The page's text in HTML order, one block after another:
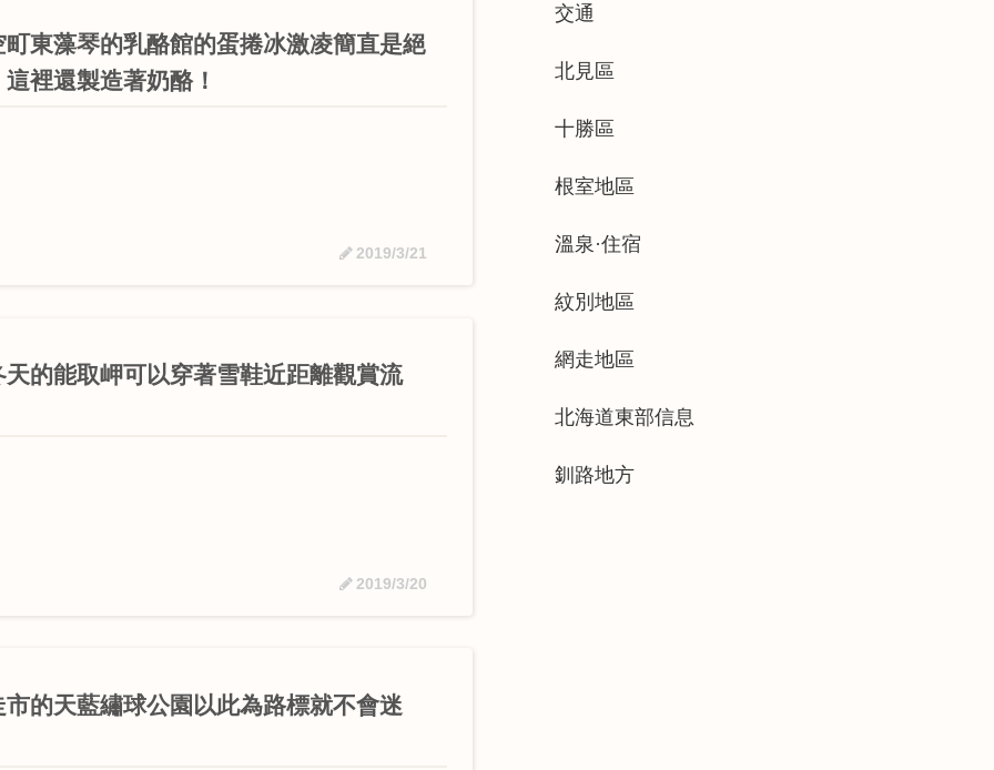
町東藻琴的乳酪館的蛋捲冰激凌簡直是絕
裡還製造著奶酪！
2019/3/21
天的能取岬可以穿著雪鞋近距離觀賞流
2019/3/20
市的天藍繡球公園以此為路標就不會迷
交通
北見區
十勝區
根室地區
溫泉·住宿
紋別地區
網走地區
北海道東部信息
釧路地方